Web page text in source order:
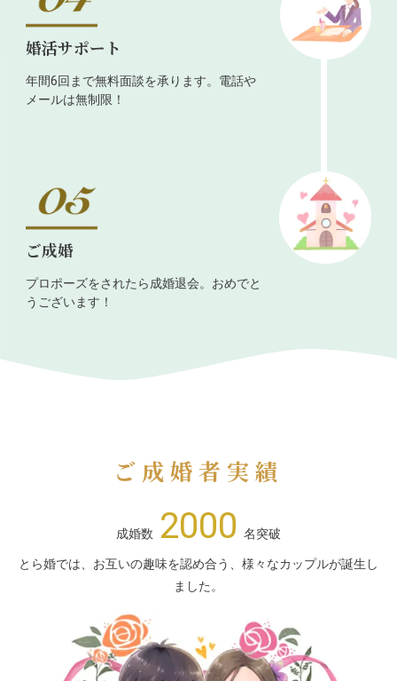
婚活サポート
年間6回まで無料面談を承ります。電話や
メールは無制限！
ご成婚
プロポーズをされたら成婚退会。おめでと
うございます！
ご成婚者実績
成婚数 2000 名突破
とら婚では、お互いの趣味を認め合う、様々なカップルが誕生し
ました。